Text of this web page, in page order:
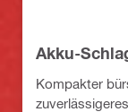
Akku-
Kompakter